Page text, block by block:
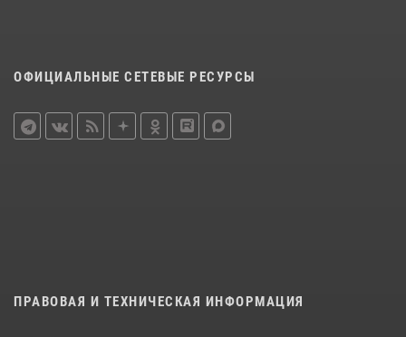
ОФИЦИАЛЬНЫЕ СЕТЕВЫЕ РЕСУРСЫ
ПРАВОВАЯ И ТЕХНИЧЕСКАЯ ИНФОРМАЦИЯ